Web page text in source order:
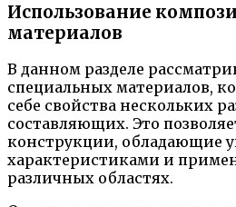
Использование
материалов
В данном разделе
специальных материалов,
себе свойства нескольких
составляющих. Это
конструкции, обладающие
характеристиками и
различных областях.